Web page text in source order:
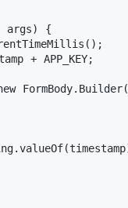
args) {
+ APP_KEY;